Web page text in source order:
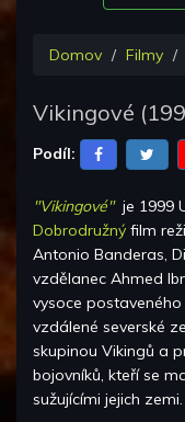
Domov Filmy
Vikingové (
Podíl:
"Vikingové" je 1999
Dobrodružný film
Antonio Banderas,
vzdělanec Ahmed
vysoce
vzdálené severské
skupinou Vikingů a
bojovníků, kteří se
sužujícími jejich zemi.